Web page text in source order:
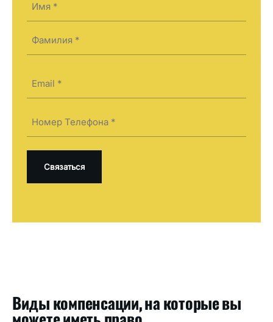
Виды компенсации, на которые вы